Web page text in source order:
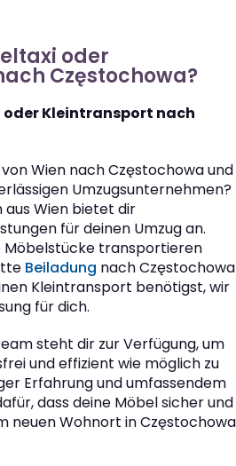
oder
Częstochowa?
Kleintransport nach
Wien nach Częstochowa und
Umzugsunternehmen?
aus Wien bietet dir
für deinen Umzug an.
Möbelstücke transportieren
Beiladung nach Częstochowa
Kleintransport benötigst, wir
für dich.
steht dir zur Verfügung, um
und effizient wie möglich zu
Erfahrung und umfassendem
dass deine Möbel sicher und
neuen Wohnort in Częstochowa